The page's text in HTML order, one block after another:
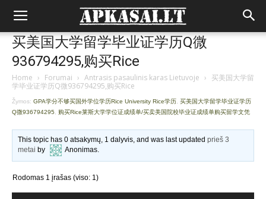
买美国大学留学毕业证学历Q微
936794295,购买Rice
Home › Forumai › Antrasis pasaulinis karas Lietuvoje › 买美国大学留
学毕业证学历Q微936794295,购买Rice
Žymos: GPA学分不够买国外学位学历Rice University Rice学历 买美国大学留学毕业证学历
Q微936794295
购买Rice莱斯大学学位证成绩单/买卖美国院校毕业证成绩单购买留学文凭
This topic has 0 atsakymų, 1 dalyvis, and was last updatedprieš 3
metai by Anonimas.
Rodomas 1 įrašas (viso: 1)